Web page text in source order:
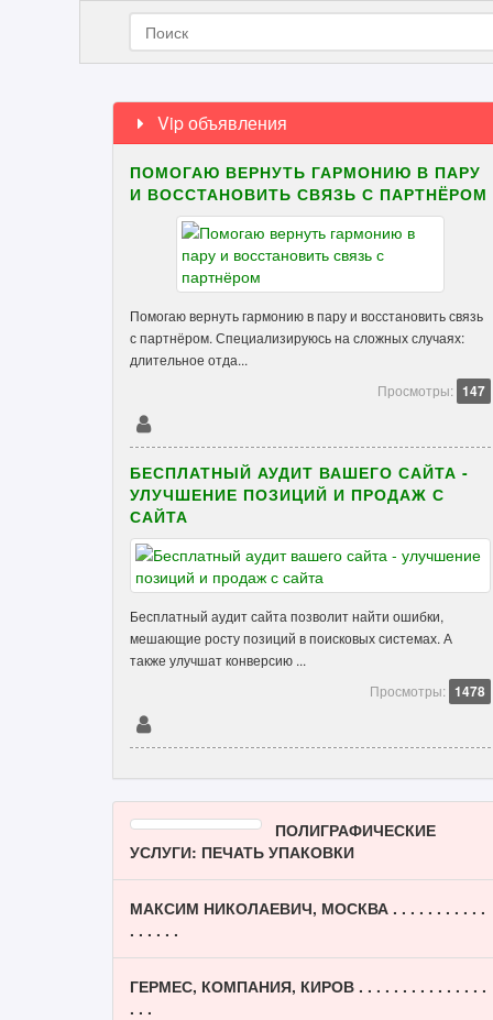
Vip объявления
ПОМОГАЮ ВЕРНУТЬ ГАРМОНИЮ В ПАРУ
И ВОССТАНОВИТЬ СВЯЗЬ С ПАРТНЁРОМ
Помогаю вернуть гармонию в пару и восстановить связь
с партнёром. Специализируюсь на сложных случаях:
длительное отда...
Просмотры: 147
БЕСПЛАТНЫЙ АУДИТ ВАШЕГО САЙТА -
УЛУЧШЕНИЕ ПОЗИЦИЙ И ПРОДАЖ С
САЙТА
Бесплатный аудит сайта позволит найти ошибки,
мешающие росту позиций в поисковых системах. А
также улучшат конверсию ...
Просмотры: 1478
ПОЛИГРАФИЧЕСКИЕ
УСЛУГИ: ПЕЧАТЬ УПАКОВКИ
МАКСИМ НИКОЛАЕВИЧ, МОСКВА . . . . . . . . . . .
. . . . . .
ГЕРМЕС, КОМПАНИЯ, КИРОВ . . . . . . . . . . . . . . .
. . .